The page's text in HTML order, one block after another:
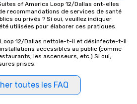
of America Loop 12/Dallas ont-elles
recommandations de services de santé
ou privés ? Si oui, veuillez indiquer
utilisées pour élaborer ces pratiques.
12/Dallas nettoie-t-il et désinfecte-t-il
accessibles au public (comme
les ascenseurs, etc.) Si oui,
prises.
toutes les FAQ